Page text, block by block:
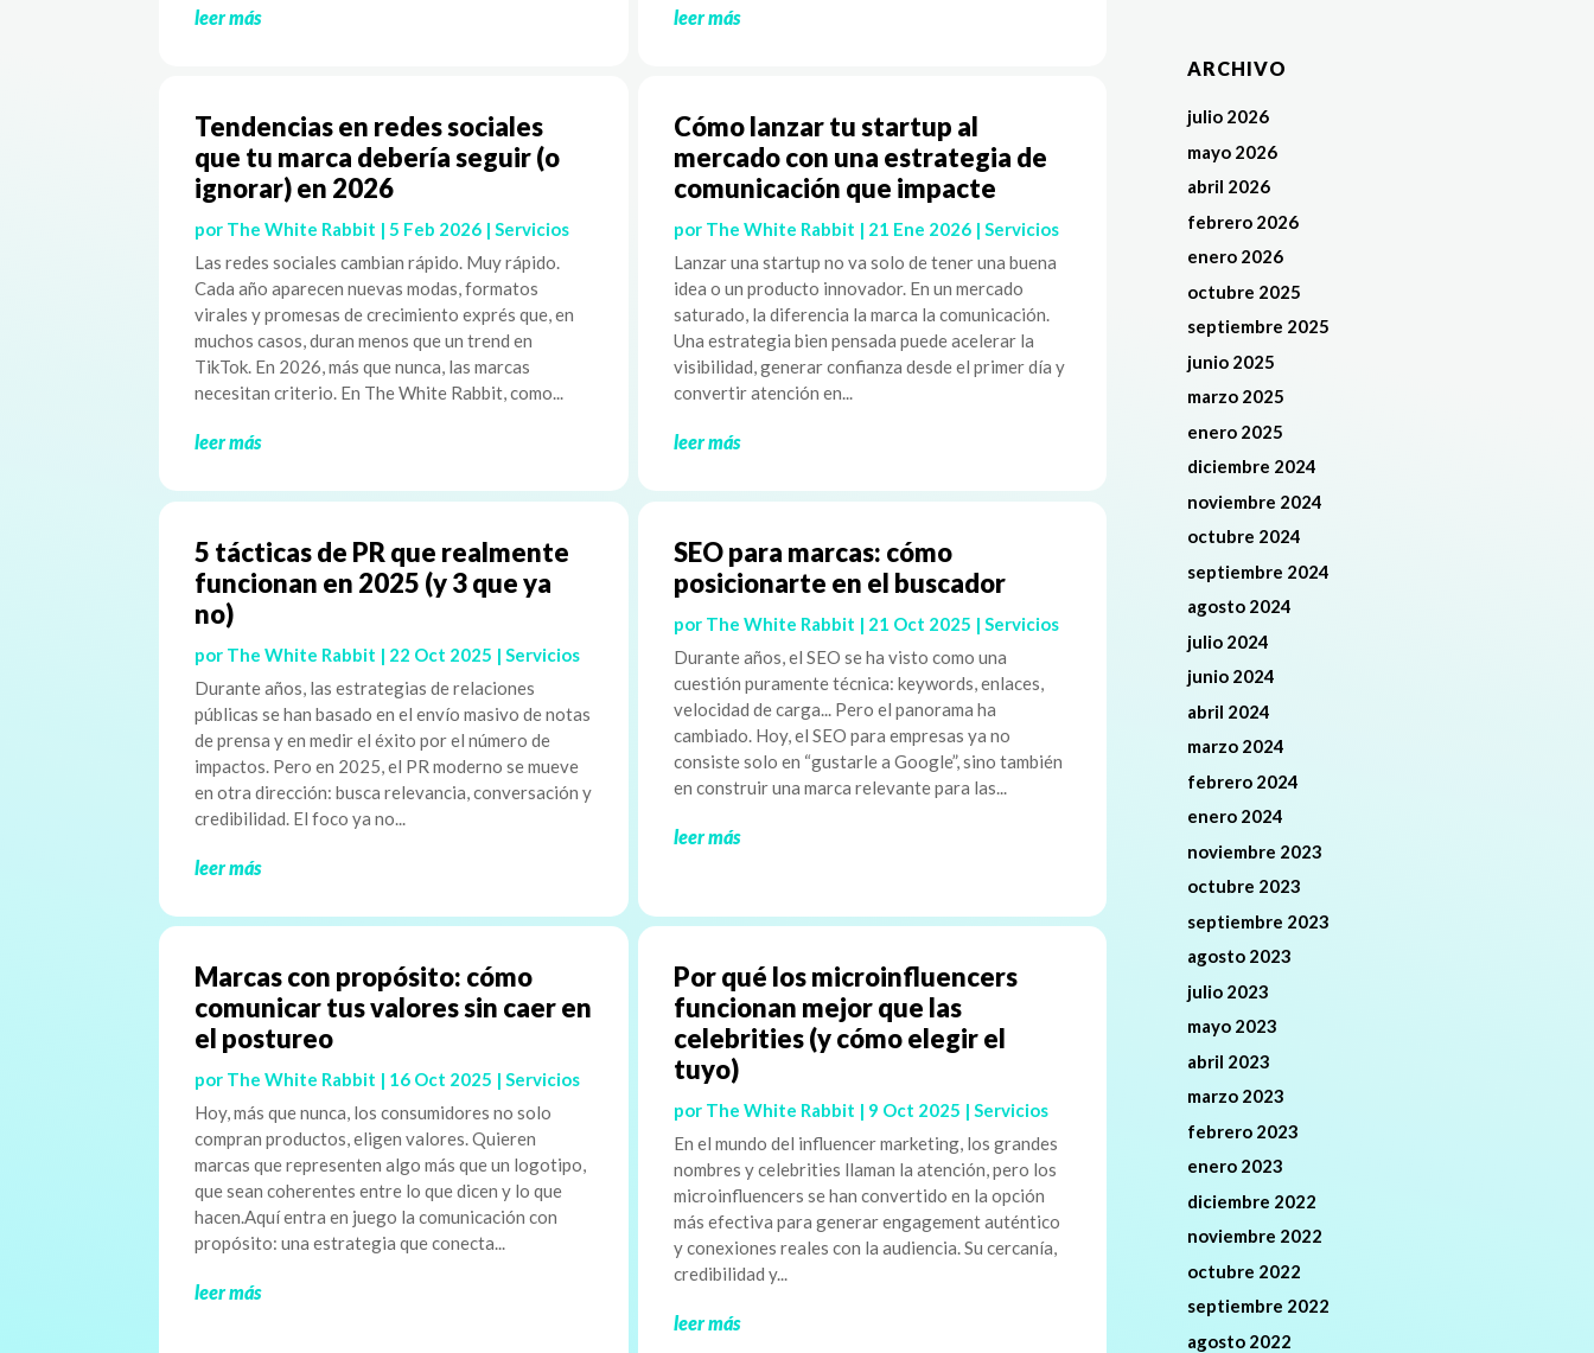
leer más leer más
Tendencias en redes sociales
que tu marca debería seguir (o
ignorar) en 2026
por The White Rabbit |5 Feb 2026 |Servicios
Las redes sociales cambian rápido. Muy rápido.
Cada año aparecen nuevas modas, formatos
virales y promesas de crecimiento exprés que, en
muchos casos, duran menos que un trend en
TikTok. En 2026, más que nunca, las marcas
necesitan criterio. En The White Rabbit, como...
leer más
Cómo lanzar tu startup al
mercado con una estrategia de
comunicación que impacte
por The White Rabbit | 21 Ene 2026| Servicios
Lanzar una startup no va solo de tener una buena
idea o un producto innovador. En un mercado
saturado, la diferencia la marca la comunicación.
Una estrategia bien pensada puede acelerar la
visibilidad, generar confianza desde el primer día y
convertir atención en...
leer más
5 tácticas de PR que realmente
funcionan en 2025 (y 3 que ya
no)
por The White Rabbit | 22 Oct 2025 | Servicios
Durante años, las estrategias de relaciones
públicas se han basado en el envío masivo de notas
de prensa y en medir el éxito por el número de
impactos. Pero en 2025, el PR moderno se mueve
en otra dirección: busca relevancia, conversación y
credibilidad. El foco ya no...
leer más
SEO para marcas: cómo
posicionarte en el buscador
por The White Rabbit | 21 Oct 2025 | Servicios
Durante años, el SEO se ha visto como una
cuestión puramente técnica: keywords, enlaces,
velocidad de carga... Pero el panorama ha
cambiado. Hoy, el SEO para empresas ya no
consiste solo en “gustarle a Google”, sino también
en construir una marca relevante para las...
leer más
Marcas con propósito: cómo
comunicar tus valores sin caer en
el postureo
por The White Rabbit | 16 Oct 2025 | Servicios
Hoy, más que nunca, los consumidores no solo
compran productos, eligen valores. Quieren
marcas que representen algo más que un logotipo,
que sean coherentes entre lo que dicen y lo que
hacen.Aquí entra en juego la comunicación con
propósito: una estrategia que conecta...
leer más
Por qué los microinfluencers
funcionan mejor que las
celebrities (y cómo elegir el
tuyo)
por The White Rabbit | 9 Oct 2025 | Servicios
En el mundo del influencer marketing, los grandes
nombres y celebrities llaman la atención, pero los
microinfluencers se han convertido en la opción
más efectiva para generar engagement auténtico
y conexiones reales con la audiencia. Su cercanía,
credibilidad y...
leer más
ARCHIVO
julio 2026
mayo 2026
abril 2026
febrero 2026
enero 2026
octubre 2025
septiembre 2025
junio 2025
marzo 2025
enero 2025
diciembre 2024
noviembre 2024
octubre 2024
septiembre 2024
agosto 2024
julio 2024
junio 2024
abril 2024
marzo 2024
febrero 2024
enero 2024
noviembre 2023
octubre 2023
septiembre 2023
agosto 2023
julio 2023
mayo 2023
abril 2023
marzo 2023
febrero 2023
enero 2023
diciembre 2022
noviembre 2022
octubre 2022
septiembre 2022
agosto 2022